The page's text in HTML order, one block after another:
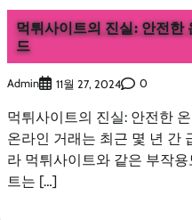
먹튀사이트의 진실: 안전한
드
Admin 11월 27, 2024 0
먹튀사이트의 진실: 안전한
온라인 거래는 최근 몇 년 간
라 먹튀사이트와 같은 부작
트는 […]